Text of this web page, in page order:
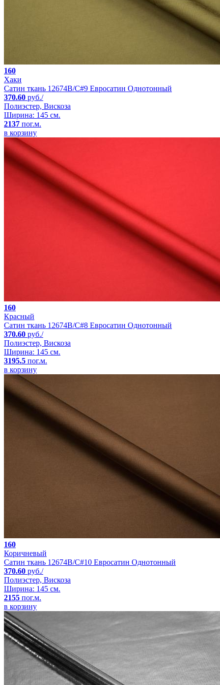
160
Хаки
Сатин ткань 12674B/C#9 Евросатин Однотонный
370.60 руб./
Полиэстер, Вискоза
Ширина: 145 см.
2137 пог.м.
в корзину
160
Красный
Сатин ткань 12674B/C#8 Евросатин Однотонный
370.60 руб./
Полиэстер, Вискоза
Ширина: 145 см.
3195.5 пог.м.
в корзину
160
Коричневый
Сатин ткань 12674B/C#10 Евросатин Однотонный
370.60 руб./
Полиэстер, Вискоза
Ширина: 145 см.
2155 пог.м.
в корзину